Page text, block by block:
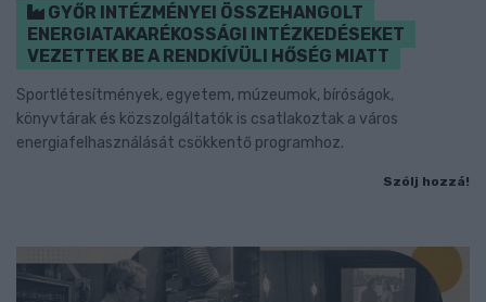
GYŐR INTÉZMÉNYEI ÖSSZEHANGOLT
ENERGIATAKARÉKOSSÁGI INTÉZKEDÉSEKET
VEZETTEK BE A RENDKÍVÜLI HŐSÉG MIATT
Sportlétesítmények, egyetem, múzeumok, bíróságok,
könyvtárak és közszolgáltatók is csatlakoztak a város
energiafelhasználását csökkentő programhoz.
Szólj hozzá!